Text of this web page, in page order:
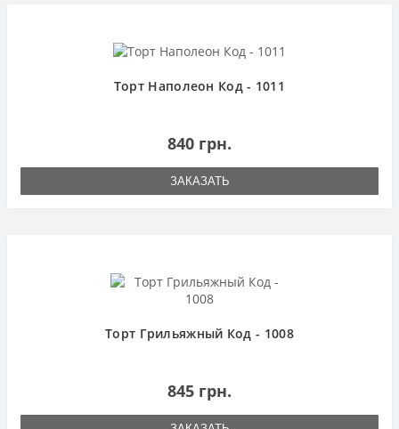
Торт Наполеон Код - 1011
840 грн.
ЗАКАЗАТЬ
Торт Грильяжный Код - 1008
845 грн.